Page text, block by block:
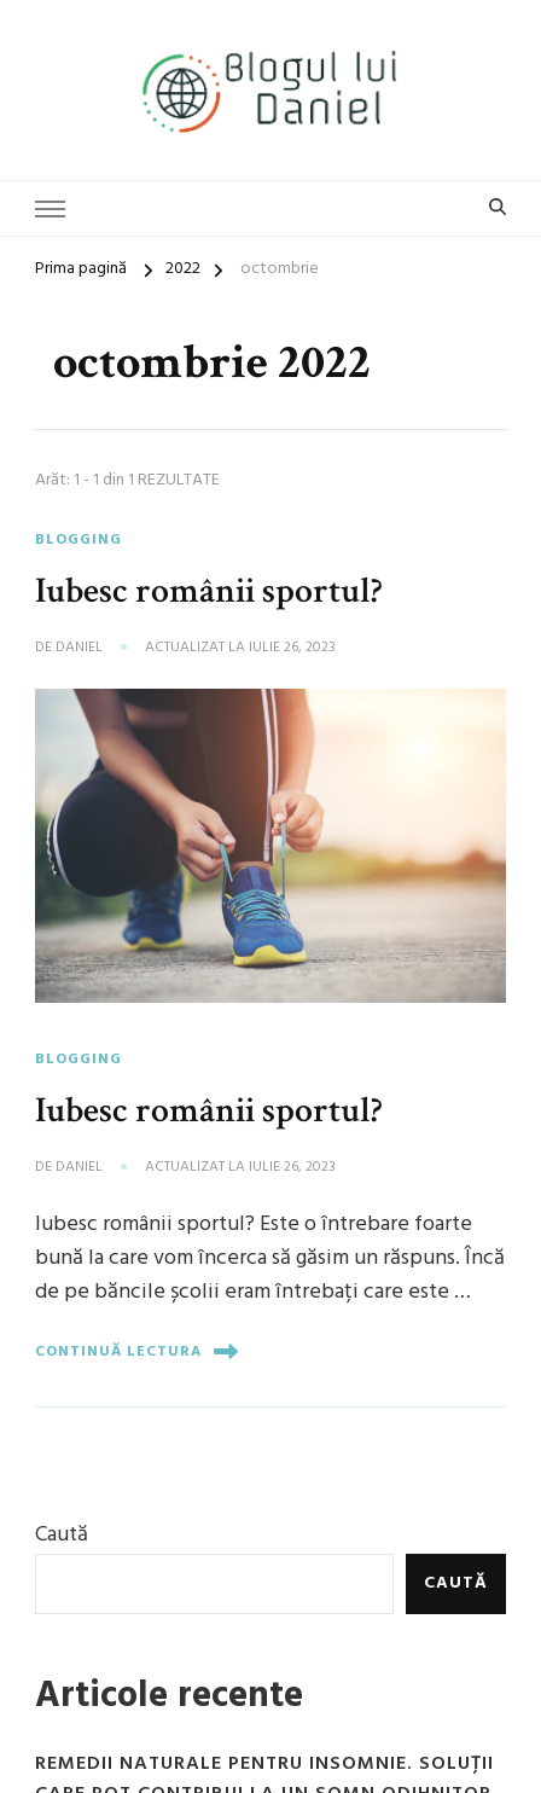
Prima pagină 2022 octombrie
octombrie 2022
Arăt: 1 - 1 din 1 REZULTATE
BLOGGING
Iubesc românii sportul?
DE DANIEL ACTUALIZAT LA IULIE 26, 2023
BLOGGING
Iubesc românii sportul?
DE DANIEL ACTUALIZAT LA IULIE 26, 2023
Iubesc românii sportul? Este o întrebare foarte
bună la care vom încerca să găsim un răspuns. Încă
de pe băncile școlii eram întrebați care este …
CONTINUĂ LECTURA
Caută
CAUTĂ
Articole recente
REMEDII NATURALE PENTRU INSOMNIE. SOLUȚII